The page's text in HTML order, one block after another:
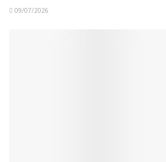
09/07/2026